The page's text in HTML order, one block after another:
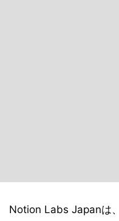
Notion Labs Japanは